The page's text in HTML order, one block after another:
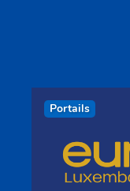
Portails